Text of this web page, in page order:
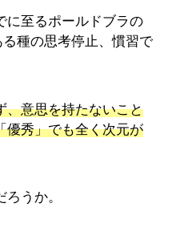
に至るポールドブラの
種の思考停止、慣習で
、意思を持たないこと
優秀」でも全く次元が
うか。